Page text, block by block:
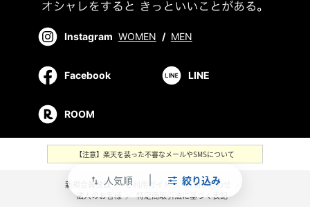
swap_vert 人気順 絞り込み
Instagram WOMEN / MEN
Facebook LINE
ROOM
【注意】楽天を装った不審なメールやSMSについて
新規会員登録 ／ ご利用ガイド ／ お問い合わせ
法人のお客様 ／ 特定商取引法に基づく表記